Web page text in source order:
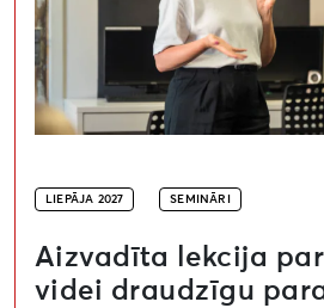
LIEPĀJA 2027 SEMINĀRI
Aizvadīta lekcija
videi draudzīgu